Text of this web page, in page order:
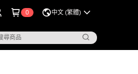
0 中文 (繁體)